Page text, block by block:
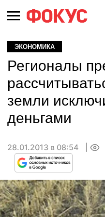
ЭКОНОМИКА
Регионалы
земли
деньгами
28.01.2013 в 08:54